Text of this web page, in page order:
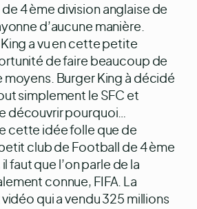
4 ème division anglaise de
d’aucune manière.
a vu en cette petite
de faire beaucoup de
moyens. Burger King à décidé
simplement le SFC et
découvrir pourquoi…
cette idée folle que de
club de Football de 4 ème
faut que l’on parle de la
connue, FIFA. La
qui a vendu 325 millions